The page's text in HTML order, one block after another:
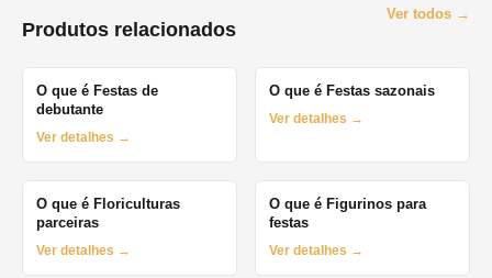
Produtos relacionados
Ver todos →
O que é Festas de
debutante
Ver detalhes →
O que é Festas sazonais
Ver detalhes →
O que é Floriculturas
parceiras
Ver detalhes →
O que é Figurinos para
festas
Ver detalhes →